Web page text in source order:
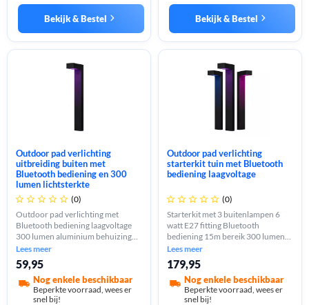
Bekijk & Bestel Bekijk & Bestel
Outdoor pad verlichting
uitbreiding buiten met
Bluetooth bediening en 300
lumen lichtsterkte
     (0)
Outdoor pad verlichting met
Bluetooth bediening laagvoltage
300 lumen aluminium behuizing
IP65 E27 fitting 15 meter bereik
smart home compatibel grondpin
installatie
Lees meer
59,95
Nog enkele beschikbaar
Beperkte voorraad, wees er
snel bij!
Outdoor pad verlichting
starterkit tuin met Bluetooth
bediening laagvoltage
     (0)
Starterkit met 3 buitenlampen 6
watt E27 fitting Bluetooth
bediening 15m bereik 300 lumen
kleur en wit licht aluminium
behuizing IP65 laagvoltage
uitbreidbaar tot 6 lampen
Lees meer
179,95
Nog enkele beschikbaar
Beperkte voorraad, wees er
snel bij!